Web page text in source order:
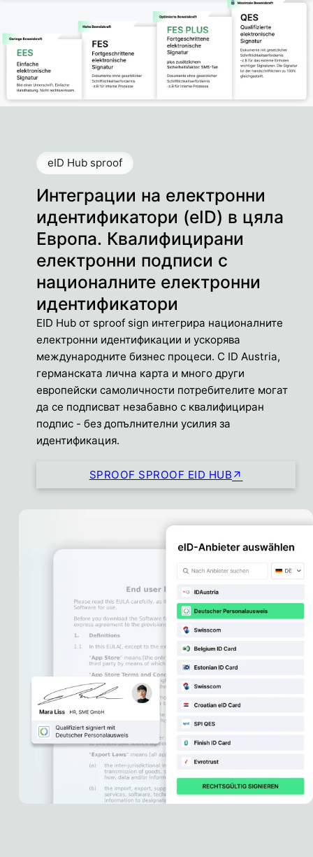
Интеграции на електронни
идентификатори (eID) в цяла
Европа. Квалифицирани
електронни подписи с
националните електронни
идентификатори
eID Hub sproof
EID Hub от sproof sign интегрира националните
електронни идентификации и ускорява
международните бизнес процеси. С ID Austria,
германската лична карта и много други
европейски самоличности потребителите могат
да се подписват незабавно с квалифициран
подпис - без допълнителни усилия за
идентификация.
SPROOF SPROOF EID HUB